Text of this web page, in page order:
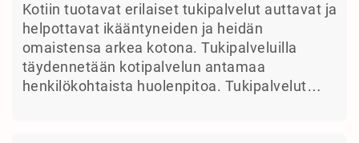
Kotiin tuotavat erilaiset tukipalvelut auttavat ja
helpottavat ikääntyneiden ja heidän
omaistensa arkea kotona. Tukipalveluilla
täydennetään kotipalvelun antamaa
henkilökohtaista huolenpitoa. Tukipalvelut…